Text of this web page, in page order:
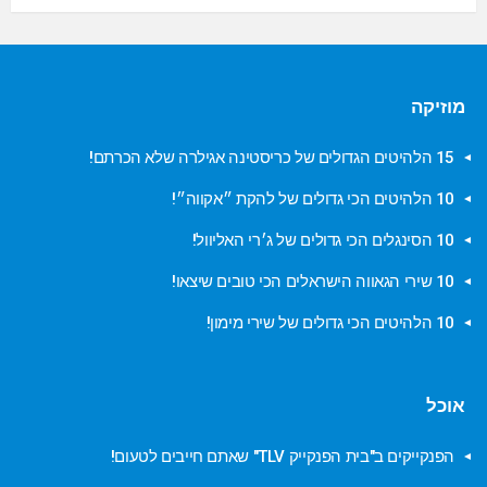
מוזיקה
15 הלהיטים הגדולים של כריסטינה אגילרה שלא הכרתם!
10 הלהיטים הכי גדולים של להקת ״אקווה״!
10 הסינגלים הכי גדולים של ג׳רי האליוול!
10 שירי הגאווה הישראלים הכי טובים שיצאו!
10 הלהיטים הכי גדולים של שירי מימון!
אוכל
הפנקייקים ב"בית הפנקייק TLV" שאתם חייבים לטעום!